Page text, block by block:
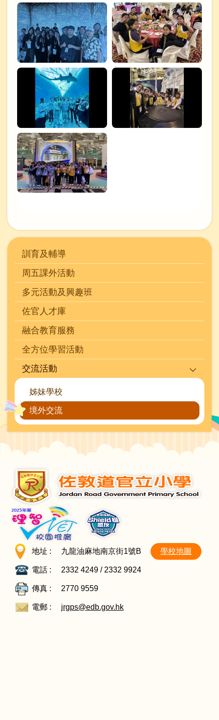
Main
navigation
訓育及輔導
周五課外活動
多元活動及興趣班
佐官人才庫
融合教育服務
全方位學習活動
交流活動
姊妹學校
境外交流
地址 : 九龍油麻地南京街1號B 學校地圖
電話 : 2332 4249 / 2332 9924
傳真 : 2770 9559
電郵 : jrgps@edb.gov.hk